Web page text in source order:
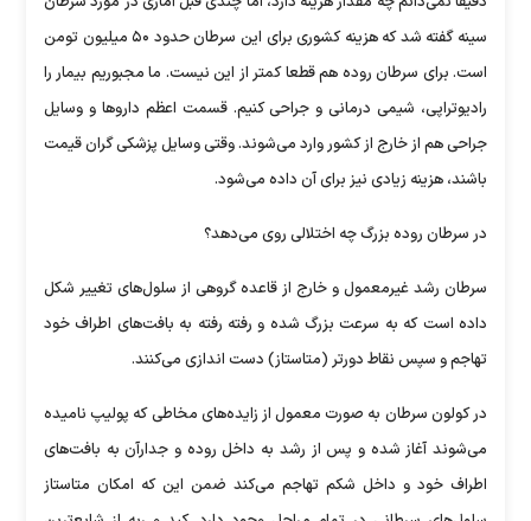
سینه گفته شد که هزینه کشوری برای این سرطان حدود ۵۰ میلیون تومن
است. برای سرطان روده هم قطعا کمتر از این نیست. ما مجبوریم بیمار را
رادیوتراپی، شیمی درمانی و جراحی کنیم. قسمت اعظم دارو‌ها و وسایل
جراحی هم از خارج از کشور وارد می‌شوند. وقتی وسایل پزشکی گران قیمت
باشند، هزینه زیادی نیز برای آن داده می‌شود.
در سرطان روده بزرگ چه اختلالی روی می‌دهد؟
سرطان رشد غیرمعمول و خارج از قاعده گروهی از سلول‌های تغییر شکل
داده است که به سرعت بزرگ شده و رفته رفته به بافت‌های اطراف خود
تهاجم و سپس نقاط دورتر (متاستاز) دست اندازی می‌کنند.
در کولون سرطان به صورت معمول از زایده‌های مخاطی که پولیپ نامیده
می‌شوند آغاز شده و پس از رشد به داخل روده و جدارآن به بافت‌های
اطراف خود و داخل شکم تهاجم می‌کند ضمن این که امکان متاستاز